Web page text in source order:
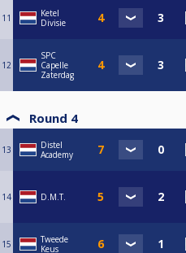
11
Ketel
Divisie
12
SPC
Capelle
Zaterdag
Round 4
13
Distel
Academy
14 D.M.T.
15
Tweede
Keus